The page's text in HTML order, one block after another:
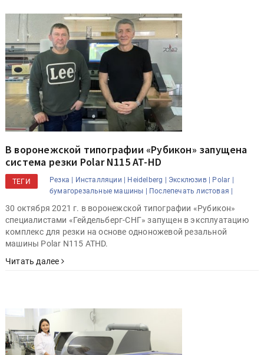
В воронежской типографии «Рубикон» запущена
система резки Polar N115 AT-HD
ТЕГИ Резка | Инсталляции | Heidelberg | Эксклюзив |
Polar |
бумагорезальные машины |
Послепечать листовая |
30 октября 2021 г. в воронежской типографии «Рубикон»
специалистами «Гейдельберг-СНГ» запущен в эксплуатацию
комплекс для резки на основе одноножевой резальной
машины Polar N115 ATHD.
Читать далее